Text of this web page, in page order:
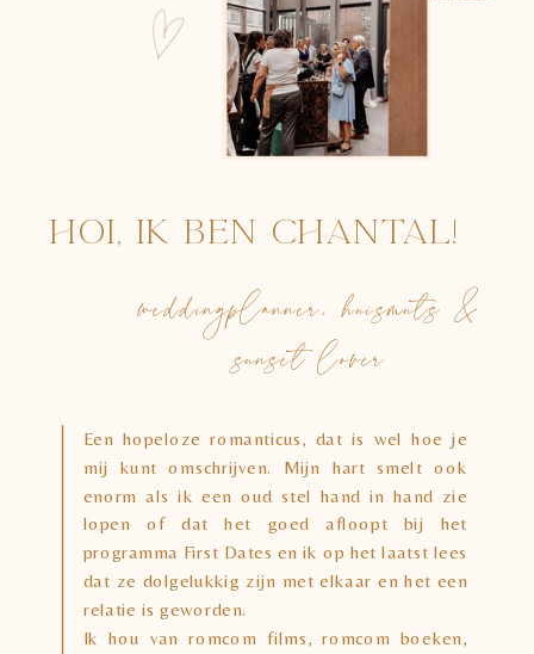
Een hopeloze romanticus, dat is wel hoe je
mij kunt omschrijven. Mijn hart smelt ook
enorm als ik een oud stel hand in hand zie
lopen of dat het goed afloopt bij het
programma First Dates en ik op het laatst lees
dat ze dolgelukkig zijn met elkaar en het een
relatie is geworden.
Ik hou van romcom films, romcom boeken,
weddingplanner, huismuts &
sunset lover
Hoi, ik ben chantal!